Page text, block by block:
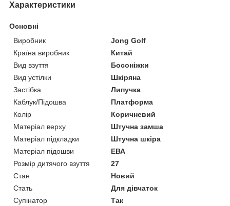
Характеристики
Основні
Виробник
Jong Golf
Країна виробник
Китай
Вид взуття
Босоніжки
Вид устілки
Шкіряна
Застібка
Липучка
Каблук/Підошва
Платформа
Колір
Коричневий
Матеріал верху
Штучна замша
Матеріал підкладки
Штучна шкіра
Матеріал підошви
ЕВА
Розмір дитячого взуття
27
Стан
Новий
Стать
Для дівчаток
Супінатор
Так